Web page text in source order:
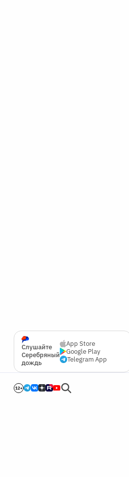
Слушайте
Серебряный
дождь
App Store
Google Play
Telegram App
12+